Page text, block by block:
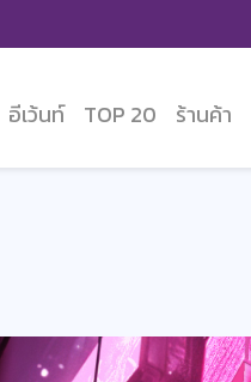
อีเว้นท์ TOP 20 ร้านค้า